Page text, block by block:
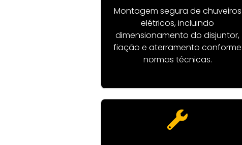
Montagem segura de chuveiros
elétricos, incluindo
dimensionamento do disjuntor,
fiação e aterramento conforme
normas técnicas.